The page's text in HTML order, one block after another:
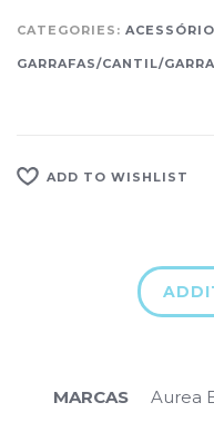
CATEGORIES:
GARRAFAS/CANTIL/
ADD TO WISHLIST
MARCAS Aurea